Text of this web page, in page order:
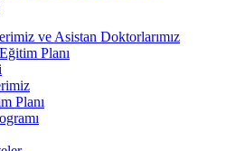
ve Asistan Doktorlarımız
Planı
Planı